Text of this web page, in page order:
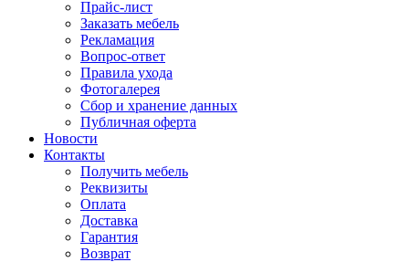
Прайс-лист
Заказать мебель
Рекламация
Вопрос-ответ
Правила ухода
Фотогалерея
Сбор и хранение данных
Публичная оферта
Новости
Контакты
Получить мебель
Реквизиты
Оплата
Доставка
Гарантия
Возврат